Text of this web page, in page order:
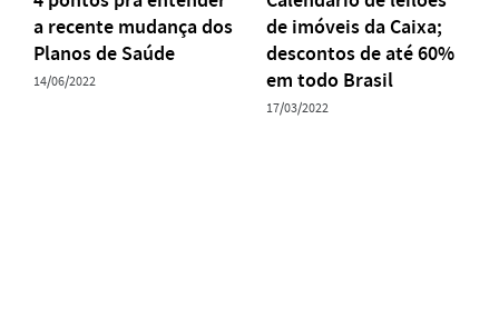
a recente mudança dos
Planos de Saúde
14/06/2022
de imóveis da Caixa;
descontos de até 60%
em todo Brasil
17/03/2022